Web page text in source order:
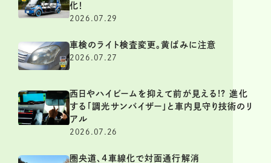
化！
2026.07.29
車検のライト検査変更。黄ばみに注意
2026.07.27
西日やハイビームを抑えて前が見える!? 進化
する「調光サンバイザー」と車内見守り技術のリ
アル
2026.07.26
圏央道、4車線化で対面通行解消